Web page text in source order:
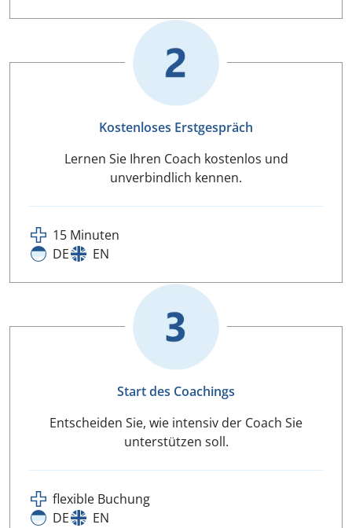
Kostenloses Erstgespräch
Lernen Sie Ihren Coach kostenlos und
unverbindlich kennen.
15 Minuten
DE
EN
Start des Coachings
Entscheiden Sie, wie intensiv der Coach Sie
unterstützen soll.
flexible Buchung
DE
EN